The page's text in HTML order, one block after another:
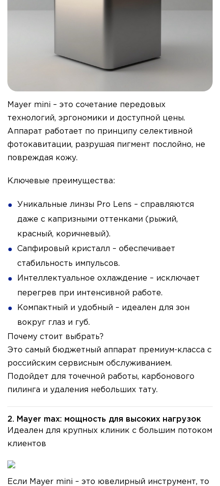
Mayer mini – это сочетание передовых
технологий, эргономики и доступной цены.
Аппарат работает по принципу селективной
фотокавитации, разрушая пигмент послойно, не
повреждая кожу.
Ключевые преимущества:
Уникальные линзы Pro Lens – справляются
даже с капризными оттенками (рыжий,
красный, коричневый).
Сапфировый кристалл – обеспечивает
стабильность импульсов.
Интеллектуальное охлаждение – исключает
перегрев при интенсивной работе.
Компактный и удобный – идеален для зон
вокруг глаз и губ.
Почему стоит выбрать?
Это самый бюджетный аппарат премиум-класса с
российским сервисным обслуживанием.
Подойдет для точечной работы, карбонового
пилинга и удаления небольших тату.
2. Mayer max: мощность для высоких нагрузок
Идеален для крупных клиник с большим потоком
клиентов
Если Mayer mini – это ювелирный инструмент, то